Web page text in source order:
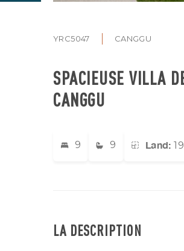
YRC5047 CANGGU
SPACIEUSE VILLA
CANGGU
9 9 Land:
LA DESCRIPTION